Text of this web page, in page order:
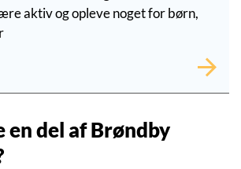
aktiv og opleve noget for børn,
del af Brøndby